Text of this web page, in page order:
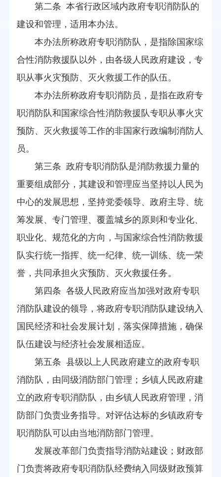
第二条 本省行政区域内政府专职消防队的
建设和管理，适用本办法。
本办法所称政府专职消防队，是指除国家综
合性消防救援队以外，由各级人民政府建设，专
职从事火灾预防、灭火救援工作的队伍。
本办法所称政府专职消防员，是指在政府专
职消防队和国家综合性消防救援队专职从事火灾
预防、灭火救援等工作的非国家行政编制消防人
员。
第三条 政府专职消防队是消防救援力量的
重要组成部分，其建设和管理应当坚持以人民为
中心的发展思想，坚持党委领导、政府主导、统
筹发展、专门管理、覆盖城乡的原则和专业化、
职业化、规范化的方向，与国家综合性消防救援
队实行统一指挥、统一纪律、统一训练、统一荣
誉，共同承担火灾预防、灭火救援任务。
第四条 各级人民政府应当加强对政府专职
消防队建设的领导，将政府专职消防队建设纳入
国民经济和社会发展计划，落实保障措施，确保
队伍建设与经济社会发展相适应。
第五条 县级以上人民政府建立的政府专职
消防队，由同级消防部门管理；乡镇人民政府建
立的政府专职消防队，由乡镇人民政府管理，消
防部门负责业务指导。对评估达标的乡镇政府专
职消防队可以由当地消防部门管理。
发展改革部门负责指导消防站建设；财政部
门负责将政府专职消防队经费纳入同级财政预算